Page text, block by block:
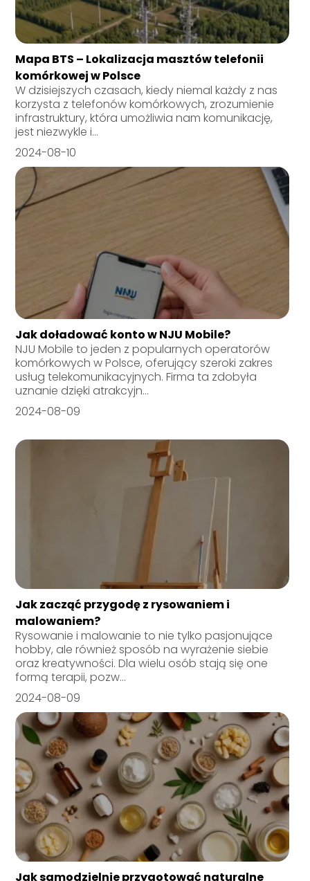
Mapa BTS – Lokalizacja masztów telefonii
komórkowej w Polsce
W dzisiejszych czasach, kiedy niemal każdy z nas
korzysta z telefonów komórkowych, zrozumienie
infrastruktury, która umożliwia nam komunikację,
jest niezwykle i...
2024-08-10
Jak doładować konto w NJU Mobile?
NJU Mobile to jeden z popularnych operatorów
komórkowych w Polsce, oferujący szeroki zakres
usług telekomunikacyjnych. Firma ta zdobyła
uznanie dzięki atrakcyjn...
2024-08-09
Jak zacząć przygodę z rysowaniem i
malowaniem?
Rysowanie i malowanie to nie tylko pasjonujące
hobby, ale również sposób na wyrażenie siebie
oraz kreatywności. Dla wielu osób stają się one
formą terapii, pozw...
2024-08-09
Jak samodzielnie przygotować naturalne